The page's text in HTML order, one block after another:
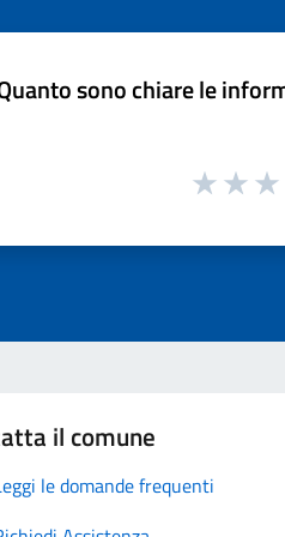
sono chiare le
il comune
le domande frequenti